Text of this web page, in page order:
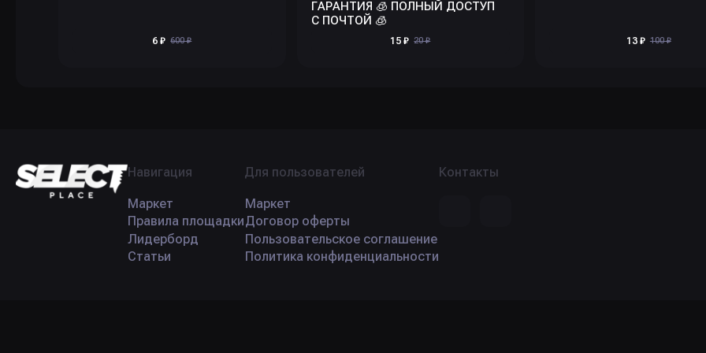
6 ₽ 600 ₽
ГАРАНТИЯ 🧊 ПОЛНЫЙ ДОСТУП
С ПОЧТОЙ 🧊
15 ₽ 20 ₽ 13 ₽ 100 ₽
Навигация
Маркет
Правила площадки
Лидерборд
Статьи
Для пользователей
Маркет
Договор оферты
Пользовательское соглашение
Политика конфиденциальности
Контакты